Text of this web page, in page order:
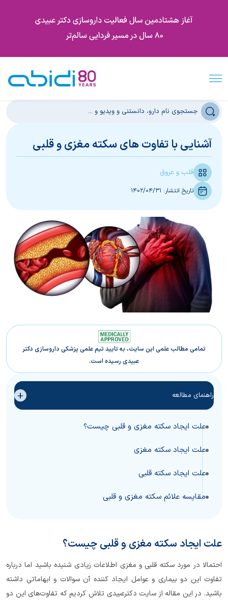
آشنایی با تفاوت های سکته مغزی و قلبی
قلب و عروق
تاریخ انتشار:
تمامی مطالب علمی این سایت، به تایید تیم علمی پزشکی داروسازی دکتر
عبیدی رسیده است.
راهنمای مطالعه +
علت ایجاد سکته مغزی و قلبی چیست؟
علت ایجاد سکته مغزی
علت ایجاد سکته ‌قلبی
مقایسه علائم سکته مغزی و قلبی
علت ایجاد سکته مغزی و قلبی چیست؟
احتمالا در مورد سکته ‌قلبی و مغزی اطلاعات زیادی شنیده‌ باشید اما درباره
تفاوت این دو بیماری و عوامل ایجاد کننده آن سوالات و ابهاماتی داشته
باشید. در این مقاله از سایت دکترعبیدی تلاش کردیم که تفاوت‌های این دو